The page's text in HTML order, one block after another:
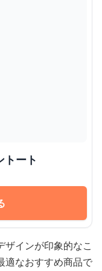
トート
ザインが印象的なこ
適なおすすめ商品で